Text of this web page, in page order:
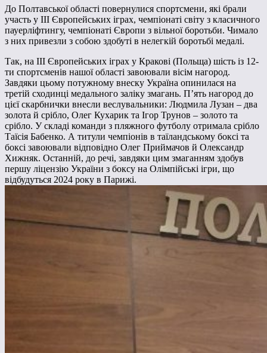
До Полтавської області повернулися спортсмени, які брали
участь у ІІІ Європейських іграх, чемпіонаті світу з класичного
пауерліфтингу, чемпіонаті Європи з вільної боротьби. Чимало
з них привезли з собою здобуті в нелегкій боротьбі медалі.
Так, на ІІІ Європейських іграх у Кракові (Польща) шість із 12-
ти спортсменів нашої області завоювали вісім нагород.
Завдяки цьому потужному внеску Україна опинилася на
третій сходинці медального заліку змагань. П’ять нагород до
цієї скарбнички внесли веслувальники: Людмила Лузан – два
золота й срібло, Олег Кухарик та Ігор Трунов – золото та
срібло. У складі команди з пляжного футболу отримала срібло
Таїсія Бабенко. А титули чемпіонів в таїландському боксі та
боксі завоювали відповідно Олег Приймачов й Олександр
Хижняк. Останній, до речі, завдяки цим змаганням здобув
першу ліцензію України з боксу на Олімпійські ігри, що
відбудуться 2024 року в Парижі.